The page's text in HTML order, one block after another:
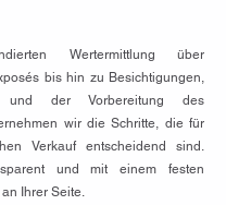
Wertermittlung über
bis hin zu Besichtigungen,
und der Vorbereitung des
wir die Schritte, die für
Verkauf entscheidend sind.
und mit einem festen
Ihrer Seite.